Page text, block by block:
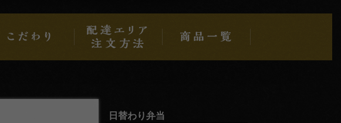
日替わり弁当